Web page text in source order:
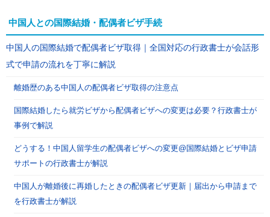
中国人との国際結婚・配偶者ビザ手続
中国人の国際結婚で配偶者ビザ取得｜全国対応の行政書士が会話形
式で申請の流れを丁寧に解説
離婚歴のある中国人の配偶者ビザ取得の注意点
国際結婚したら就労ビザから配偶者ビザへの変更は必要？行政書士が
事例で解説
どうする！中国人留学生の配偶者ビザへの変更@国際結婚とビザ申請
サポートの行政書士が解説
中国人が離婚後に再婚したときの配偶者ビザ更新｜届出から申請まで
を行政書士が解説